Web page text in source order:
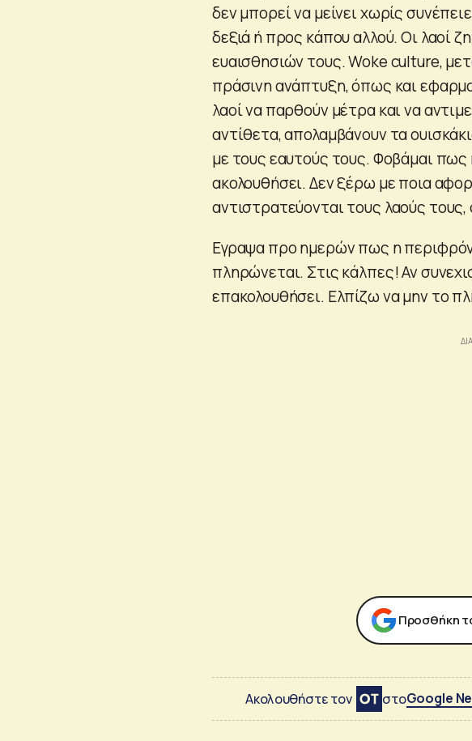
δεν μπορεί να μείνει χωρίς
δεξιά ή προς κάπου αλλού. Οι λαοί
ευαισθησιών τους. Woke culture,
πράσινη ανάπτυξη, όπως και
λαοί να παρθούν μέτρα και να
αντίθετα, απολαμβάνουν τα
με τους εαυτούς τους. Φοβάμαι
ακολουθήσει. Δεν ξέρω με ποια
αντιστρατεύονται τους λαούς
Εγραψα προ ημερών πως η
πληρώνεται. Στις κάλπες! Αν
επακολουθήσει. Ελπίζω να μην το
Προσθήκη
Ακολουθήστε τον στοGoogle